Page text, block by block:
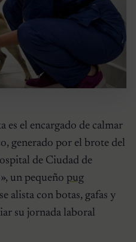
es el encargado de calmar
generado por el brote del
de Ciudad de
un pequeño pug
alista con botas, gafas y
su jornada laboral